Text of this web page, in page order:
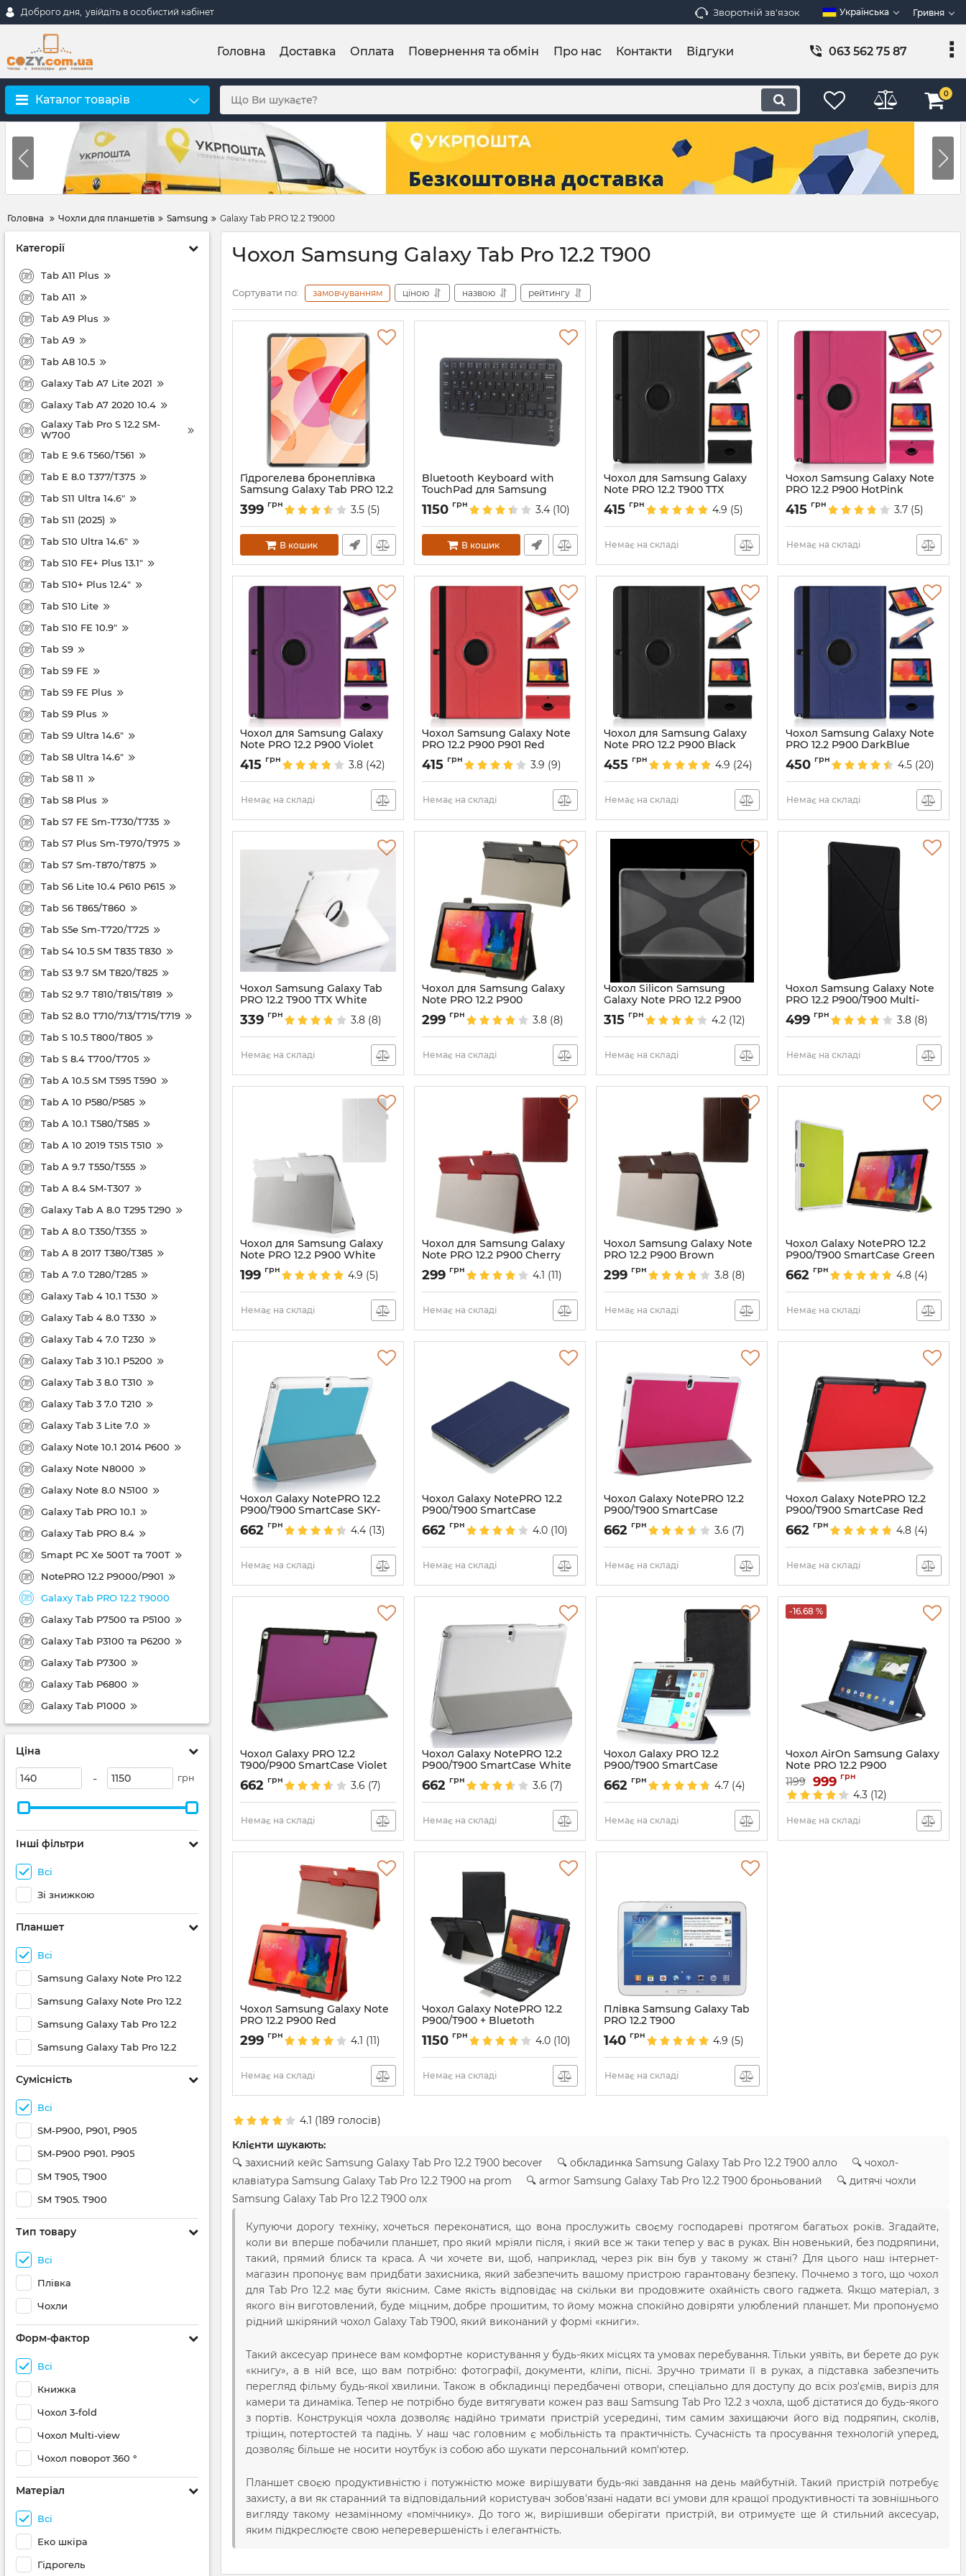
Доброго дня, увійдіть в особистий кабінет Зворотній зв'язок Українська Гривня
Головна Доставка Оплата Повернення та обмін Про нас Контакти Відгуки 063 562 75 87
Каталог товарів 0
Головна Чохли для планшетів Samsung Galaxy Tab PRO 12.2 T9000
Категорії
Tab A11 Plus
Tab A11
Tab A9 Plus
Tab A9
Tab A8 10.5
Galaxy Tab A7 Lite 2021
Galaxy Tab A7 2020 10.4
Galaxy Tab Pro S 12.2 SM-
W700
Tab E 9.6 T560/T561
Tab E 8.0 T377/T375
Tab S11 Ultra 14.6"
Tab S11 (2025)
Tab S10 Ultra 14.6"
Tab S10 FE+ Plus 13.1"
Tab S10+ Plus 12.4"
Tab S10 Lite
Tab S10 FE 10.9"
Tab S9
Tab S9 FE
Tab S9 FE Plus
Tab S9 Plus
Tab S9 Ultra 14.6"
Tab S8 Ultra 14.6"
Tab S8 11
Tab S8 Plus
Tab S7 FE Sm-T730/T735
Tab S7 Plus Sm-T970/T975
Tab S7 Sm-T870/T875
Tab S6 Lite 10.4 P610 P615
Tab S6 T865/T860
Tab S5e Sm-T720/T725
Tab S4 10.5 SM T835 T830
Tab S3 9.7 SM T820/T825
Tab S2 9.7 T810/T815/T819
Tab S2 8.0 T710/713/T715/T719
Tab S 10.5 T800/T805
Tab S 8.4 T700/T705
Tab A 10.5 SM T595 T590
Tab A 10 P580/P585
Tab A 10.1 T580/T585
Tab A 10 2019 T515 T510
Tab A 9.7 T550/T555
Tab A 8.4 SM-T307
Galaxy Tab A 8.0 T295 T290
Tab A 8.0 T350/T355
Tab A 8 2017 T380/T385
Tab A 7.0 T280/T285
Galaxy Tab 4 10.1 T530
Galaxy Tab 4 8.0 T330
Galaxy Tab 4 7.0 T230
Galaxy Tab 3 10.1 P5200
Galaxy Tab 3 8.0 T310
Galaxy Tab 3 7.0 T210
Galaxy Tab 3 Lite 7.0
Galaxy Note 10.1 2014 P600
Galaxy Note N8000
Galaxy Note 8.0 N5100
Galaxy Tab PRO 10.1
Galaxy Tab PRO 8.4
Smapt PC Xe 500T та 700T
NotePRO 12.2 P9000/P901
Galaxy Tab PRO 12.2 T9000
Galaxy Tab P7500 та P5100
Galaxy Tab P3100 та P6200
Galaxy Tab P7300
Galaxy Tab P6800
Galaxy Tab P1000
Ціна
- грн
Інші фільтри
Всі
Зі знижкою
Планшет
Всі
Samsung Galaxy Note Pro 12.2
Samsung Galaxy Note Pro 12.2
Samsung Galaxy Tab Pro 12.2
Samsung Galaxy Tab Pro 12.2
Сумісність
Всі
SM-P900, P901, P905
SM-P900 P901. P905
SM T905, T900
SM T905. T900
Тип товару
Всі
Плівка
Чохли
Форм-фактор
Всі
Книжка
Чохол 3-fold
Чохол Multi-view
Чохол поворот 360 °
Матеріал
Всі
Еко шкіра
Гідрогель
Чохол Samsung Galaxy Tab Pro 12.2 T900
Сортувати по: замовчуванням ціною назвою рейтингу
Гідрогелева бронеплівка
Samsung Galaxy Tab PRO 12.2
Артикул: 68650
399 грн 3.5 (5)
В кошик
Bluetooth Keyboard with
TouchPad для Samsung
Galaxy Tab
Артикул: 1923
1150 грн 3.4 (10)
В кошик
Чохол для Samsung Galaxy
Note PRO 12.2 T900 TTX
Артикул:578
415 грн 4.9 (5)
Немає на складі
Чохол Samsung Galaxy Note
PRO 12.2 P900 HotPink
Артикул:6706
415 грн 3.7 (5)
Немає на складі
Чохол для Samsung Galaxy
Note PRO 12.2 P900 Violet
Артикул:4281
415 грн 3.8 (42)
Немає на складі
Чохол Samsung Galaxy Note
PRO 12.2 P900 P901 Red
Артикул:4828
415 грн 3.9 (9)
Немає на складі
Чохол для Samsung Galaxy
Note PRO 12.2 P900 Black
Артикул:4280
455 грн 4.9 (24)
Немає на складі
Чохол Samsung Galaxy Note
PRO 12.2 P900 DarkBlue
Артикул:4279
450 грн 4.5 (20)
Немає на складі
Чохол Samsung Galaxy Tab
PRO 12.2 T900 TTX White
Артикул:672
339 грн 3.8 (8)
Немає на складі
Чохол для Samsung Galaxy
Note PRO 12.2 P900
Артикул:508
299 грн 3.8 (8)
Немає на складі
Чохол Silicon Samsung
Galaxy Note PRO 12.2 P900
Артикул:3345
315 грн 4.2 (12)
Немає на складі
Чохол Samsung Galaxy Note
PRO 12.2 P900/T900 Multi-
Baseus
Артикул: 1844
499 грн 3.8 (8)
Немає на складі
Чохол для Samsung Galaxy
Note PRO 12.2 P900 White
Артикул:3188
199 грн 4.9 (5)
Немає на складі
Чохол для Samsung Galaxy
Note PRO 12.2 P900 Cherry
Артикул:3190
299 грн 4.1 (11)
Немає на складі
Чохол Samsung Galaxy Note
PRO 12.2 P900 Brown
Артикул:3189
299 грн 3.8 (8)
Немає на складі
Чохол Galaxy NotePRO 12.2
P900/T900 SmartCase Green
Артикул:1354
662 грн 4.8 (4)
Немає на складі
Чохол Galaxy NotePRO 12.2
P900/T900 SmartCase SKY-
Артикул: 1355
662 грн 4.4 (13)
Немає на складі
Чохол Galaxy NotePRO 12.2
P900/T900 SmartCase
NavyBlue
Артикул: 1353
662 грн 4.0 (10)
Немає на складі
Чохол Galaxy NotePRO 12.2
P900/T900 SmartCase
Hotpink
Артикул: 1352
662 грн 3.6 (7)
Немає на складі
Чохол Galaxy NotePRO 12.2
P900/T900 SmartCase Red
Артикул:1351
662 грн 4.8 (4)
Немає на складі
Чохол Galaxy PRO 12.2
T900/P900 SmartCase Violet
Артикул:1350
662 грн 3.6 (7)
Немає на складі
Чохол Galaxy NotePRO 12.2
P900/T900 SmartCase White
Артикул:1356
662 грн 3.6 (7)
Немає на складі
Чохол Galaxy PRO 12.2
P900/T900 SmartCase
Артикул:1349
662 грн 4.7 (4)
Немає на складі
-16.68 %
Чохол AirOn Samsung Galaxy
Note PRO 12.2 P900
Артикул:986
1199 999 грн
4.3 (12)
Немає на складі
Чохол Samsung Galaxy Note
PRO 12.2 P900 Red
Артикул:509
299 грн 4.1 (11)
Немає на складі
Чохол Galaxy NotePRO 12.2
P900/T900 + Bluetoth
keyboard
Артикул: 1357
1150 грн 4.0 (10)
Немає на складі
Плівка Samsung Galaxy Tab
PRO 12.2 T900
Артикул:671
140 грн 4.9 (5)
Немає на складі
4.1 (189 голосів)
Клієнти шукають:
🔍 захисний кейс Samsung Galaxy Tab Pro 12.2 T900 becover 🔍 обкладинка Samsung Galaxy Tab Pro 12.2 T900 алло 🔍 чохол-
клавіатура Samsung Galaxy Tab Pro 12.2 T900 на prom 🔍 armor Samsung Galaxy Tab Pro 12.2 T900 броньований 🔍 дитячі чохли
Samsung Galaxy Tab Pro 12.2 T900 олх
Купуючи дорогу техніку, хочеться переконатися, що вона прослужить своєму господареві протягом багатьох років. Згадайте,
коли ви вперше побачили планшет, про який мріяли після, і який все ж таки тепер у вас в руках. Він новенький, без подряпини,
такий, прямий блиск та краса. А чи хочете ви, щоб, наприклад, через рік він був у такому ж стані? Для цього наш інтернет-
магазин пропонує вам придбати захисника, який забезпечить вашому пристрою гарантовану безпеку. Почнемо з того, що чохол
для Tab Pro 12.2 має бути якісним. Саме якість відповідає на скільки ви продовжите охайність свого гаджета. Якщо матеріал, з
якого він виготовлений, буде міцним, добре прошитим, то йому можна спокійно довіряти улюблений планшет. Ми пропонуємо
рідний шкіряний чохол Galaxy Tab T900, який виконаний у формі «книги».
Такий аксесуар принесе вам комфортне користування у будь-яких місцях та умовах перебування. Тільки уявіть, ви берете до рук
«книгу», а в ній все, що вам потрібно: фотографії, документи, кліпи, пісні. Зручно тримати її в руках, а підставка забезпечить
перегляд фільму будь-якої хвилини. Також в обкладинці передбачені отвори, спеціально для доступу до всіх роз'ємів, виріз для
камери та динаміка. Тепер не потрібно буде витягувати кожен раз ваш Samsung Tab Pro 12.2 з чохла, щоб дістатися до будь-якого
з портів. Конструкція чохла дозволяє надійно тримати пристрій усередині, тим самим захищаючи його від подряпин, сколів,
тріщин, потертостей та падінь. У наш час головним є мобільність та практичність. Сучасність та просування технологій уперед,
дозволяє більше не носити ноутбук із собою або шукати персональний комп'ютер.
Планшет своєю продуктивністю і потужністю може вирішувати будь-які завдання на день майбутній. Такий пристрій потребує
захисту, а ви як старанний та відповідальний користувач зобов'язані надати всі умови для кращої продуктивності та зовнішнього
вигляду такому незамінному «помічнику». До того ж, вирішивши оберігати пристрій, ви отримуєте ще й стильний аксесуар,
яким підкреслюєте свою неперевершеність і елегантність.